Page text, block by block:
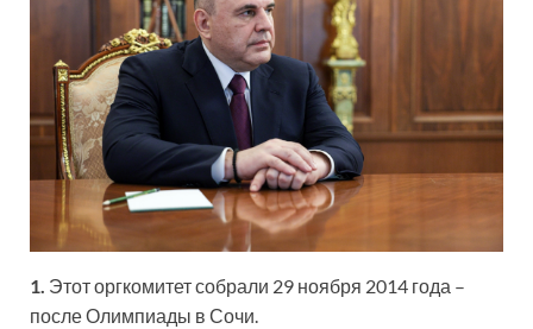
1. Этот оргкомитет собрали 29 ноября 2014 года –
после Олимпиады в Сочи.